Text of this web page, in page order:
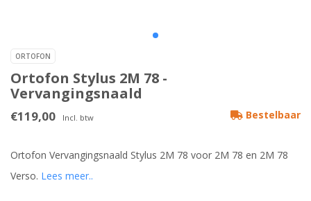
ORTOFON
Ortofon Stylus 2M 78 -
Vervangingsnaald
€119,00 Incl. btw Bestelbaar
Ortofon Vervangingsnaald Stylus 2M 78 voor 2M 78 en 2M 78
Verso. Lees meer..